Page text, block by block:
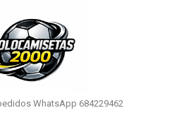
WhatsApp 684229462